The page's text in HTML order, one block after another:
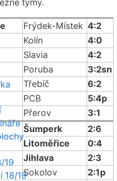
19
18/19
týmy.
Frýdek-Místek 4:2
Kolín
4:0
Slavia
4:2
Poruba
3:2sn
Třebíč
6:2
PCB
5:4p
Přerov
3:1
Šumperk
2:6
Litoměřice
0:4
Jihlava
2:3
Sokolov
2:1p